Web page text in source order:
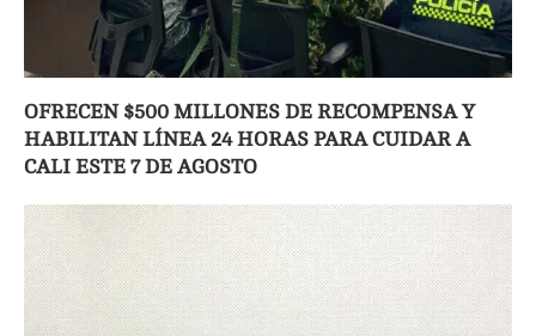
OFRECEN $500 MILLONES DE RECOMPENSA Y
HABILITAN LÍNEA 24 HORAS PARA CUIDAR A
CALI ESTE 7 DE AGOSTO